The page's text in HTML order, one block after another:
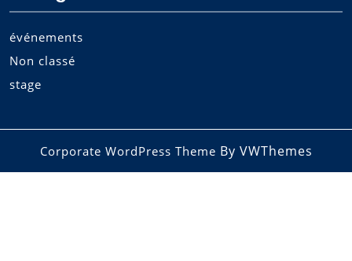
événements
Non classé
stage
Corporate WordPress Theme By VWThemes